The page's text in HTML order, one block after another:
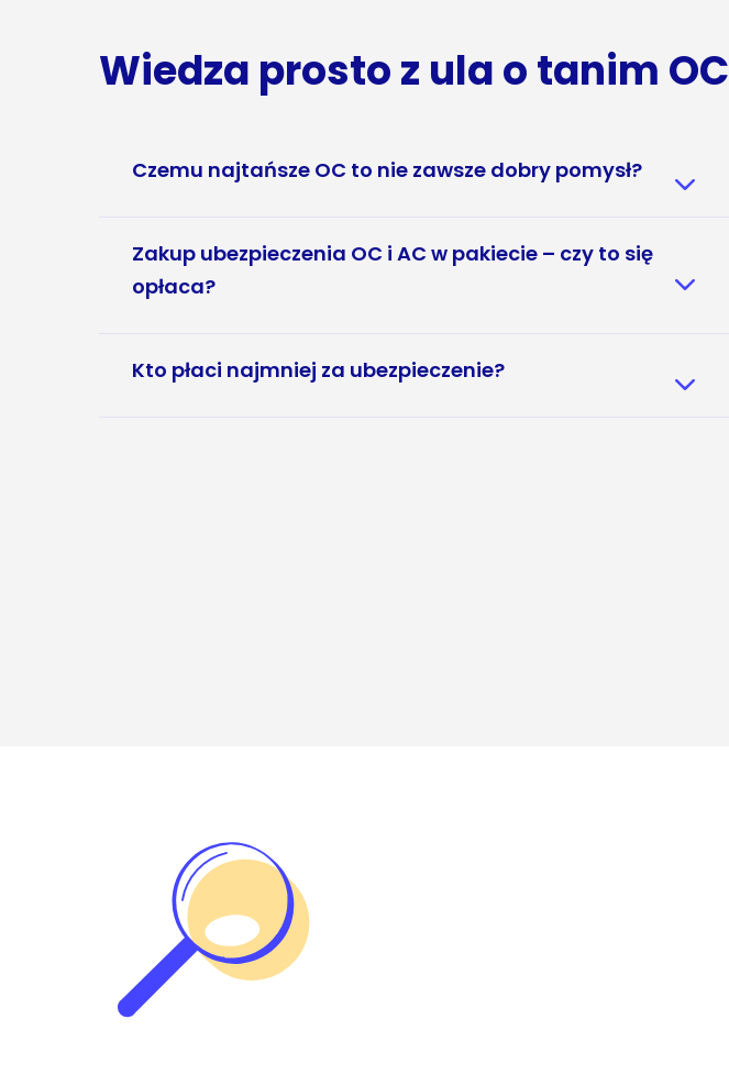
Wiedza prosto z ula o tanim OC
Czemu najtańsze OC to nie zawsze dobry pomysł?
Zakup ubezpieczenia OC i AC w pakiecie – czy to się
opłaca?
Kto płaci najmniej za ubezpieczenie?